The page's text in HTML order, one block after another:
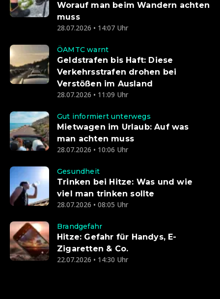
Worauf man beim Wandern achten
muss
28.07.2026 • 14:07 Uhr
ÖAMTC warnt
Geldstrafen bis Haft: Diese
Verkehrsstrafen drohen bei
Verstößen im Ausland
28.07.2026 • 11:09 Uhr
Gut informiert unterwegs
Mietwagen im Urlaub: Auf was
man achten muss
28.07.2026 • 10:06 Uhr
Gesundheit
Trinken bei Hitze: Was und wie
viel man trinken sollte
28.07.2026 • 08:05 Uhr
Brandgefahr
Hitze: Gefahr für Handys, E-
Zigaretten & Co.
22.07.2026 • 14:30 Uhr